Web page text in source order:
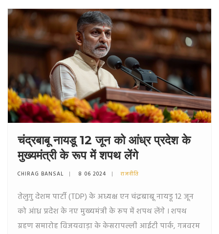
चंद्रबाबू नायडू 12 जून को आंध्र प्रदेश के
मुख्यमंत्री के रूप में शपथ लेंगे
CHIRAG BANSAL 8 06 2024 राजनीति
तेलुगु देशम पार्टी (TDP) के अध्यक्ष एन चंद्रबाबू नायडू 12 जून
को आंध्र प्रदेश के नए मुख्यमंत्री के रूप में शपथ लेंगे । शपथ
ग्रहण समारोह विजयवाड़ा के केसरापल्ली आईटी पार्क, गन्नवरम